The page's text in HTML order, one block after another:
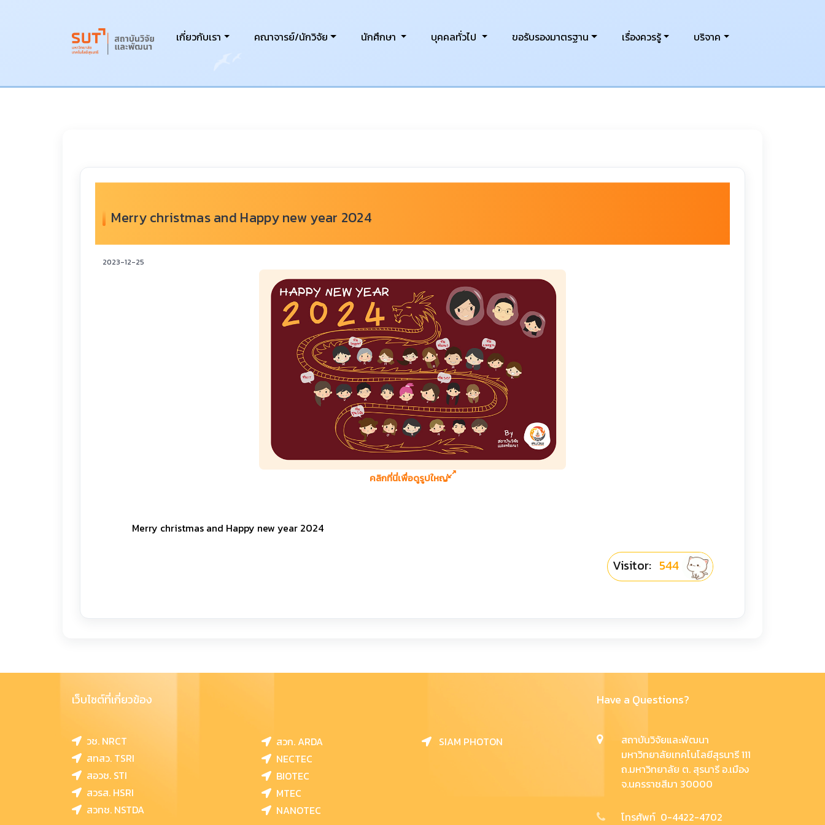
เกี่ยวกับเรา คณาจารย์/นักวิจัย นักศึกษา บุคคลทั่วไป ขอรับรองมาตรฐาน เรื่องควรรู้ บริจาค
Merry christmas and Happy new year 2024
2023-12-25
คลิกที่นี่เพื่อดูรูปใหญ่
Merry christmas and Happy new year 2024
Visitor: 544
เว็บไซต์ที่เกี่ยวข้อง
วช. NRCT
สทสว. TSRI
สอวช. STI
สวรส. HSRI
สวทช. NSTDA
สวก. ARDA
NECTEC
BIOTEC
MTEC
NANOTEC
SIAM PHOTON
Have a Questions?
สถาบันวิจัยและพัฒนา
มหาวิทยาลัยเทคโนโลยีสุรนารี 111
ถ.มหาวิทยาลัย ต. สุรนารี อ.เมือง
จ.นครราชสีมา 30000
โทรศัพท์ 0-4422-4702